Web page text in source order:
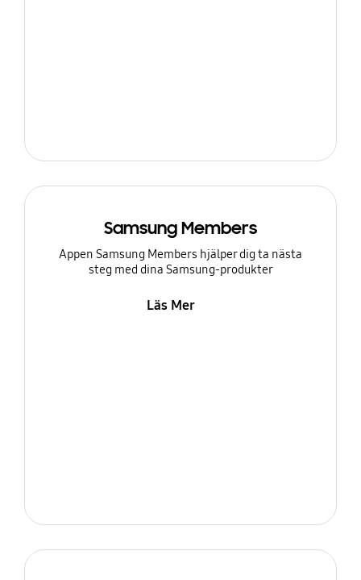
Samsung Members
Appen Samsung Members hjälper dig ta nästa
steg med dina Samsung-produkter
Läs Mer